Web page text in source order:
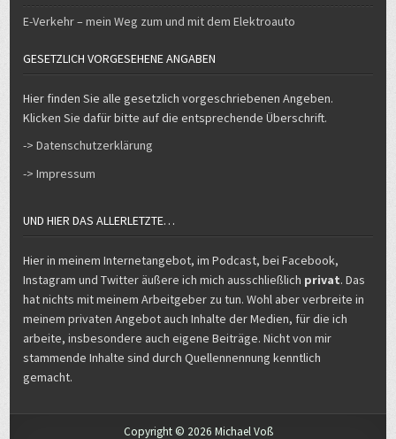
E-Verkehr – mein Weg zum und mit dem Elektroauto
GESETZLICH VORGESEHENE ANGABEN
Hier finden Sie alle gesetzlich vorgeschriebenen Angeben.
Klicken Sie dafür bitte auf die entsprechende Überschrift.
-> Datenschutzerklärung
-> Impressum
UND HIER DAS ALLERLETZTE…
Hier in meinem Internetangebot, im Podcast, bei Facebook,
Instagram und Twitter äußere ich mich ausschließlich privat. Das
hat nichts mit meinem Arbeitgeber zu tun. Wohl aber verbreite in
meinem privaten Angebot auch Inhalte der Medien, für die ich
arbeite, insbesondere auch eigene Beiträge. Nicht von mir
stammende Inhalte sind durch Quellennennung kenntlich
gemacht.
Copyright © 2026 Michael Voß